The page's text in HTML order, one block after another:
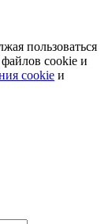
пользоваться
cookie и
cookie и